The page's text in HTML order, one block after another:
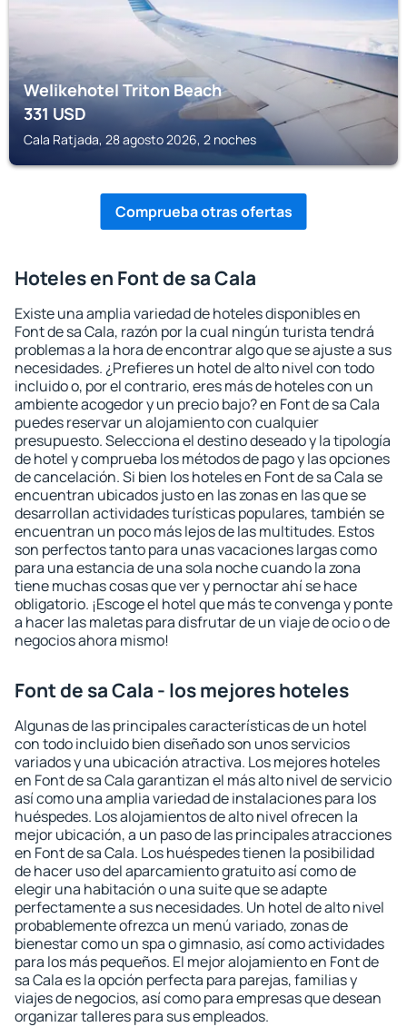
Welikehotel Triton Beach
331USD
Cala Ratjada, 28 agosto 2026, 2 noches
Comprueba otras ofertas
Hoteles en Font de sa Cala
Existe una amplia variedad de hoteles disponibles en
Font de sa Cala, razón por la cual ningún turista tendrá
problemas a la hora de encontrar algo que se ajuste a sus
necesidades. ¿Prefieres un hotel de alto nivel con todo
incluido o, por el contrario, eres más de hoteles con un
ambiente acogedor y un precio bajo? en Font de sa Cala
puedes reservar un alojamiento con cualquier
presupuesto. Selecciona el destino deseado y la tipología
de hotel y comprueba los métodos de pago y las opciones
de cancelación. Si bien los hoteles en Font de sa Cala se
encuentran ubicados justo en las zonas en las que se
desarrollan actividades turísticas populares, también se
encuentran un poco más lejos de las multitudes. Estos
son perfectos tanto para unas vacaciones largas como
para una estancia de una sola noche cuando la zona
tiene muchas cosas que ver y pernoctar ahí se hace
obligatorio. ¡Escoge el hotel que más te convenga y ponte
a hacer las maletas para disfrutar de un viaje de ocio o de
negocios ahora mismo!
Font de sa Cala - los mejores hoteles
Algunas de las principales características de un hotel
con todo incluido bien diseñado son unos servicios
variados y una ubicación atractiva. Los mejores hoteles
en Font de sa Cala garantizan el más alto nivel de servicio
así como una amplia variedad de instalaciones para los
huéspedes. Los alojamientos de alto nivel ofrecen la
mejor ubicación, a un paso de las principales atracciones
en Font de sa Cala. Los huéspedes tienen la posibilidad
de hacer uso del aparcamiento gratuito así como de
elegir una habitación o una suite que se adapte
perfectamente a sus necesidades. Un hotel de alto nivel
probablemente ofrezca un menú variado, zonas de
bienestar como un spa o gimnasio, así como actividades
para los más pequeños. El mejor alojamiento en Font de
sa Cala es la opción perfecta para parejas, familias y
viajes de negocios, así como para empresas que desean
organizar talleres para sus empleados.